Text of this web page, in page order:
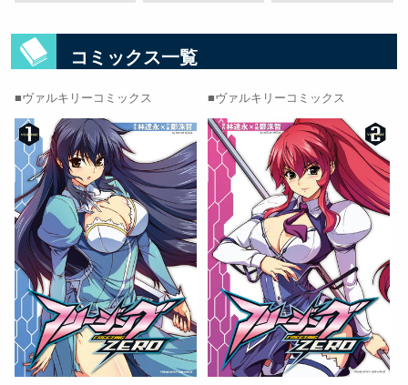
コミックス一覧
ヴァルキリーコミックス ヴァルキリーコミックス